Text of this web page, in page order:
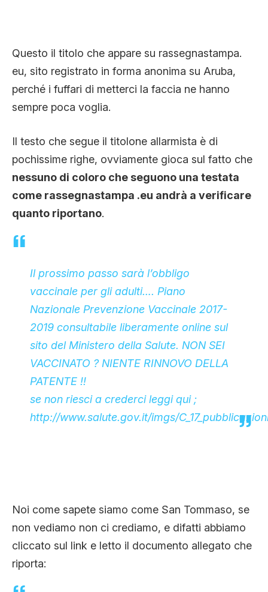
Questo il titolo che appare su rassegnastampa.
eu, sito registrato in forma anonima su Aruba,
perché i fuffari di metterci la faccia ne hanno
sempre poca voglia.
Il testo che segue il titolone allarmista è di
pochissime righe, ovviamente gioca sul fatto che
nessuno di coloro che seguono una testata
come rassegnastampa .eu andrà a verificare
quanto riportano.
Il prossimo passo sarà l’obbligo
vaccinale per gli adulti…. Piano
Nazionale Prevenzione Vaccinale 2017-
2019 consultabile liberamente online sul
sito del Ministero della Salute. NON SEI
VACCINATO ? NIENTE RINNOVO DELLA
PATENTE !!
se non riesci a crederci leggi qui ;
http://www.salute.gov.it/imgs/
Noi come sapete siamo come San Tommaso, se
non vediamo non ci crediamo, e difatti abbiamo
cliccato sul link e letto il documento allegato che
riporta: